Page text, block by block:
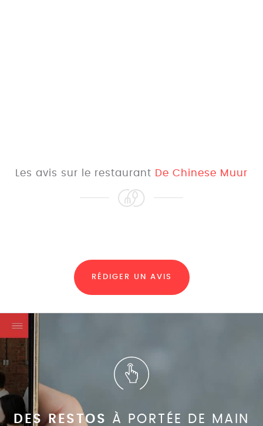
Les avis sur le restaurant De Chinese Muur
RÉDIGER UN AVIS
DES RESTOS À PORTÉE DE MAIN